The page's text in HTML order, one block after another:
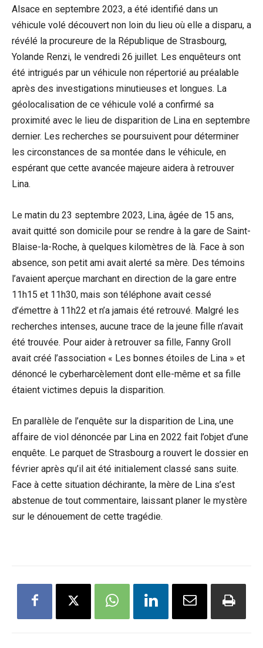
Alsace en septembre 2023, a été identifié dans un
véhicule volé découvert non loin du lieu où elle a disparu, a
révélé la procureure de la République de Strasbourg,
Yolande Renzi, le vendredi 26 juillet. Les enquêteurs ont
été intrigués par un véhicule non répertorié au préalable
après des investigations minutieuses et longues. La
géolocalisation de ce véhicule volé a confirmé sa
proximité avec le lieu de disparition de Lina en septembre
dernier. Les recherches se poursuivent pour déterminer
les circonstances de sa montée dans le véhicule, en
espérant que cette avancée majeure aidera à retrouver
Lina.
Le matin du 23 septembre 2023, Lina, âgée de 15 ans,
avait quitté son domicile pour se rendre à la gare de Saint-
Blaise-la-Roche, à quelques kilomètres de là. Face à son
absence, son petit ami avait alerté sa mère. Des témoins
l’avaient aperçue marchant en direction de la gare entre
11h15 et 11h30, mais son téléphone avait cessé
d’émettre à 11h22 et n’a jamais été retrouvé. Malgré les
recherches intenses, aucune trace de la jeune fille n’avait
été trouvée. Pour aider à retrouver sa fille, Fanny Groll
avait créé l’association « Les bonnes étoiles de Lina » et
dénoncé le cyberharcèlement dont elle-même et sa fille
étaient victimes depuis la disparition.
En parallèle de l’enquête sur la disparition de Lina, une
affaire de viol dénoncée par Lina en 2022 fait l’objet d’une
enquête. Le parquet de Strasbourg a rouvert le dossier en
février après qu’il ait été initialement classé sans suite.
Face à cette situation déchirante, la mère de Lina s’est
abstenue de tout commentaire, laissant planer le mystère
sur le dénouement de cette tragédie.